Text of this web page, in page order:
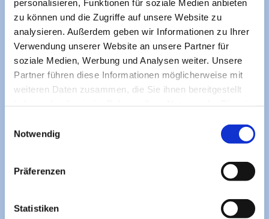
personalisieren, Funktionen für soziale Medien anbieten
zu können und die Zugriffe auf unsere Website zu
analysieren. Außerdem geben wir Informationen zu Ihrer
Verwendung unserer Website an unsere Partner für
soziale Medien, Werbung und Analysen weiter. Unsere
Partner führen diese Informationen möglicherweise mit
weiteren Daten zusammen, die Sie ihnen bereitgestellt
Notwendig
Präferenzen
Statistiken